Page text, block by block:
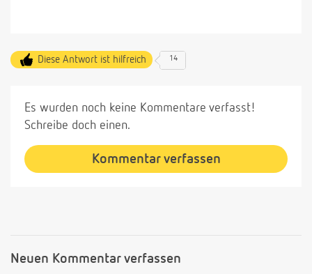
Diese Antwort ist hilfreich 14
Es wurden noch keine Kommentare verfasst!
Schreibe doch einen.
Kommentar verfassen
Neuen Kommentar verfassen